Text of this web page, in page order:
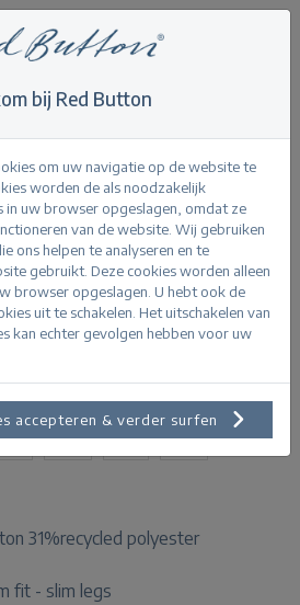
38 40 42 44
31%recycled polyester
fit - slim legs
bij Red Button
om uw navigatie op de website te
worden de als noodzakelijk
in uw browser opgeslagen, omdat ze
van de website. Wij gebruiken
ons helpen te analyseren en te
gebruikt. Deze cookies worden alleen
browser opgeslagen. U hebt ook de
uit te schakelen. Het uitschakelen van
kan echter gevolgen hebben voor uw
accepteren & verder surfen